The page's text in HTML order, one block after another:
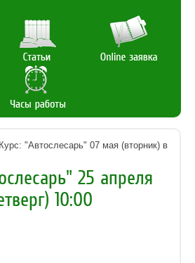
"Автослесарь" 07 мая (вторник) в
25 апреля
10:00